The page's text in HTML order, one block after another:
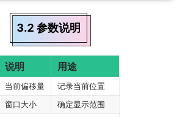
3.2 参数说明
说明 用途
当前偏移量
记录当前位置
窗口大小
确定显示范围